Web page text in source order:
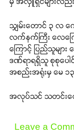
သျှမ်းတောင် ၃ လ
လက်နက်ကြီး လေကြ
ကြောင့် ပြည်သူမျာ
ဒဏ်ရာရရှိသူ စုစုပေါ
အစည်းအရုံးမှ မေ
အလုပ်သင် သတင်းထေ
Leave a